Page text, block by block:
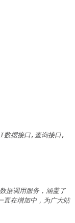
据接口,查询接口,
据调用服务，涵盖了
直在增加中，为广大站